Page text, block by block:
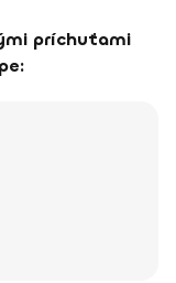
príchuťami